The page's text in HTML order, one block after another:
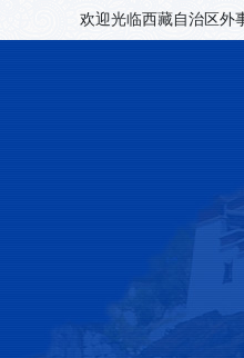
欢迎光临西藏自治区外